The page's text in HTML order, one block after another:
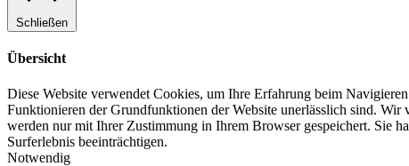
Schließen
Übersicht
Diese Website verwendet Cookies, um Ihre Erfahrung beim
Funktionieren der Grundfunktionen der Website unerlässlich sind. Wir
werden nur mit Ihrer Zustimmung in Ihrem Browser gespeichert. Sie
Surferlebnis beeinträchtigen.
Notwendig